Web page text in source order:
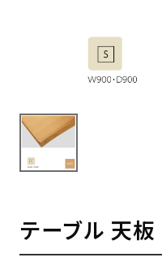
テーブル 天板